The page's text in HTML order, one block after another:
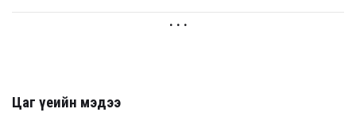
. . .
Цаг үеийн мэдээ